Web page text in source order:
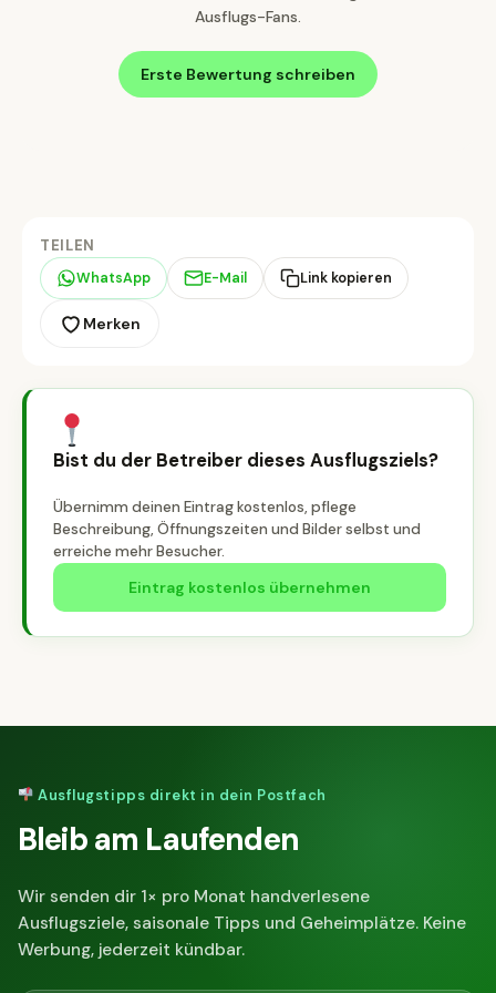
Ausflugs-Fans.
Erste Bewertung schreiben
TEILEN
WhatsApp E-Mail Link kopieren
Merken
Bist du der Betreiber dieses Ausflugsziels?
Übernimm deinen Eintrag kostenlos, pflege
Beschreibung, Öffnungszeiten und Bilder selbst und
erreiche mehr Besucher.
Eintrag kostenlos übernehmen
Ausflugstipps direkt in dein Postfach
Bleib am Laufenden
Wir senden dir 1× pro Monat handverlesene
Ausflugsziele, saisonale Tipps und Geheimplätze. Keine
Werbung, jederzeit kündbar.